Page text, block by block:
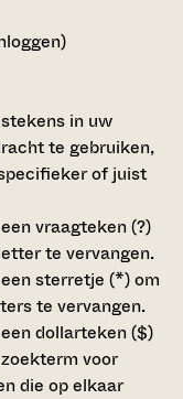
in uw
te gebruiken,
of juist
vraagteken (?)
te vervangen.
sterretje (*)om
te vervangen.
dollarteken ($)
voor
die op elkaar